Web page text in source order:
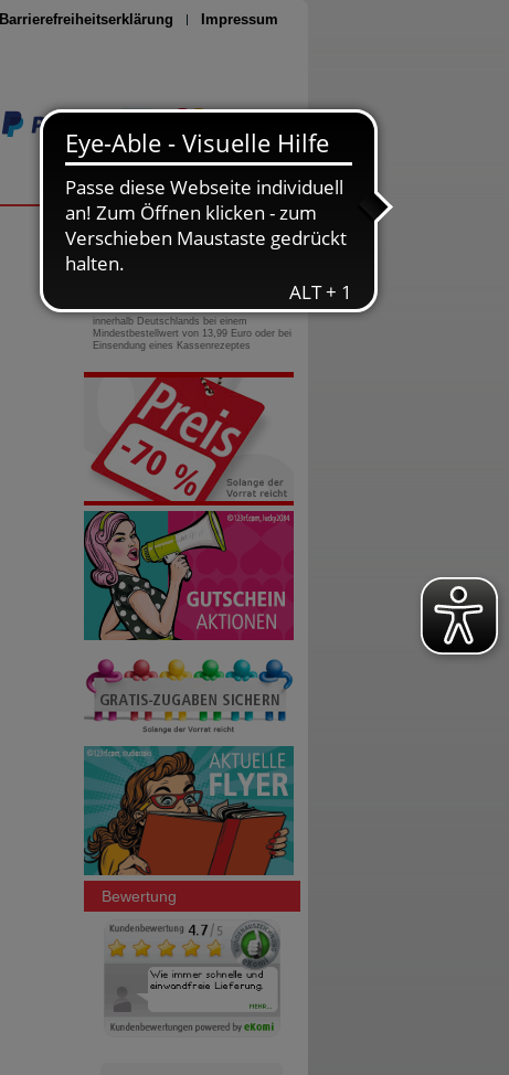
Barrierefreiheitserklärung Impressum
Seite drucken
0800-10 11 422
gebührenfreie Rufnummer
innerhalb Deutschlands bei einem
Mindestbestellwert von 13,99 Euro oder bei
Einsendung eines Kassenrezeptes
Bewertung